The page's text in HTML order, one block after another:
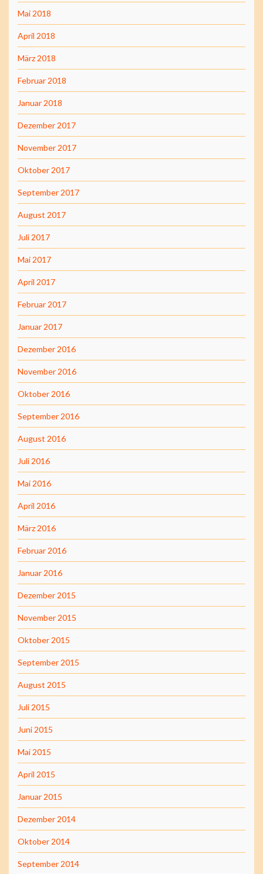
Mai 2018
April 2018
März 2018
Februar 2018
Januar 2018
Dezember 2017
November 2017
Oktober 2017
September 2017
August 2017
Juli 2017
Mai 2017
April 2017
Februar 2017
Januar 2017
Dezember 2016
November 2016
Oktober 2016
September 2016
August 2016
Juli 2016
Mai 2016
April 2016
März 2016
Februar 2016
Januar 2016
Dezember 2015
November 2015
Oktober 2015
September 2015
August 2015
Juli 2015
Juni 2015
Mai 2015
April 2015
Januar 2015
Dezember 2014
Oktober 2014
September 2014